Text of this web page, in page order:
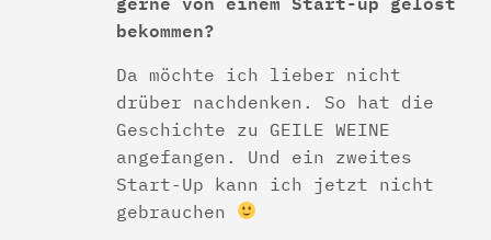
bekommen?
Da möchte ich lieber nicht
drüber nachdenken. So hat die
Geschichte zu GEILE WEINE
angefangen. Und ein zweites
Start-Up kann ich jetzt nicht
gebrauchen